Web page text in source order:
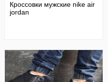
Кроссовки мужские nike air
jordan